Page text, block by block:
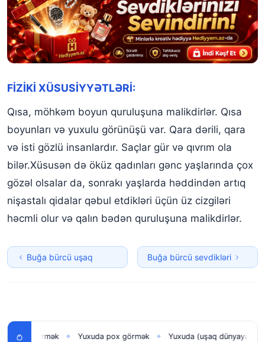
FİZİKİ XÜSUSİYYƏTLƏRİ:
Qısa, möhkəm boyun quruluşuna malikdirlər. Qısa
boyunları və yuxulu görünüşü var. Qara dərili, qara
və isti gözlü insanlardır. Saçlar gür və qıvrım ola
bilər.Xüsusən də öküz qadınları gənc yaşlarında çox
gözəl olsalar da, sonrakı yaşlarda həddindən artıq
nişastalı qidalar qəbul etdikləri üçün üz cizgiləri
həcmli olur və qalın bədən quruluşuna malikdirlər.
Buğa bürcü uşaq Buğa bürcü sevdikləri
görmək ◆ Yuxuda pox görmək ◆ Yuxuda (uşaq dünyaya